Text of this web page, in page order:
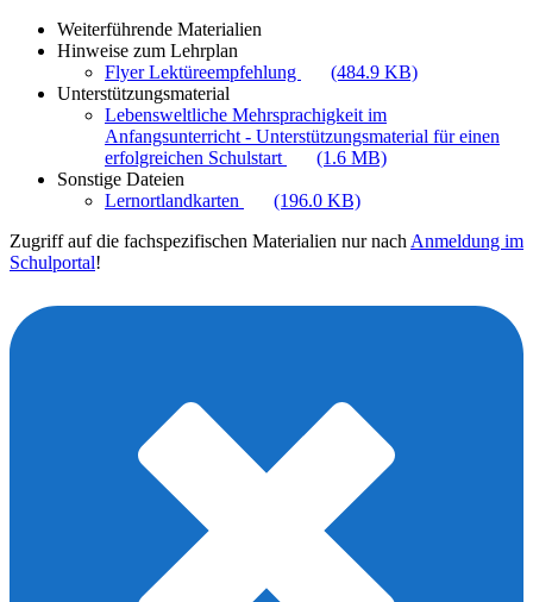
Weiterführende Materialien
Hinweise zum Lehrplan
Flyer Lektüreempfehlung
(484.9 KB)
Unterstützungsmaterial
Lebensweltliche Mehrsprachigkeit im
Anfangsunterricht - Unterstützungsmaterial für einen
erfolgreichen Schulstart
(1.6 MB)
Sonstige Dateien
Lernortlandkarten
(196.0 KB)
Zugriff auf die fachspezifischen Materialien nur nach Anmeldung im
Schulportal!